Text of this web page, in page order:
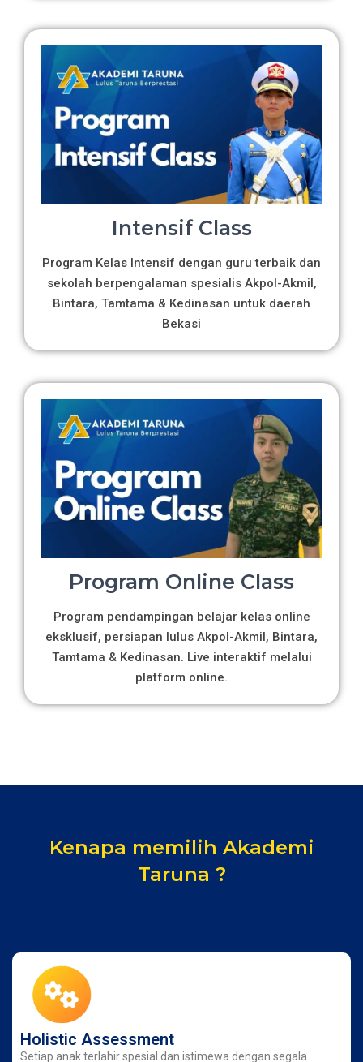
Intensif Class
Program Kelas Intensif dengan guru terbaik dan
sekolah berpengalaman spesialis Akpol-Akmil,
Bintara, Tamtama & Kedinasan untuk daerah
Bekasi
Program Online Class
Program pendampingan belajar kelas online
eksklusif, persiapan lulus Akpol-Akmil, Bintara,
Tamtama & Kedinasan. Live interaktif melalui
platform online.
Kenapa memilih Akademi
Taruna ?
Holistic Assessment
Setiap anak terlahir spesial dan istimewa dengan segala